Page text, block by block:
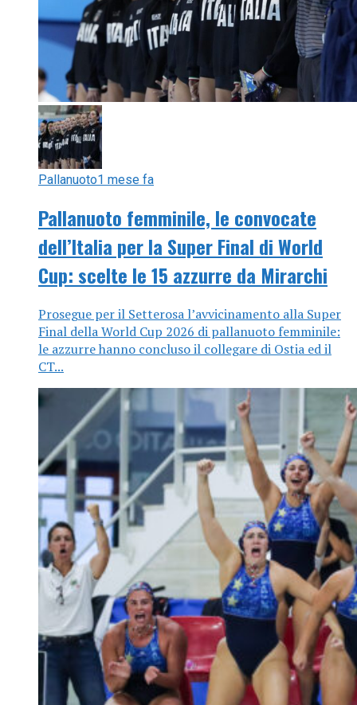
Pallanuoto1 mese fa
Pallanuoto femminile, le convocate
dell’Italia per la Super Final di World
Cup: scelte le 15 azzurre da Mirarchi
Prosegue per il Setterosa l’avvicinamento alla Super
Final della World Cup 2026 di pallanuoto femminile:
le azzurre hanno concluso il collegare di Ostia ed il
CT...